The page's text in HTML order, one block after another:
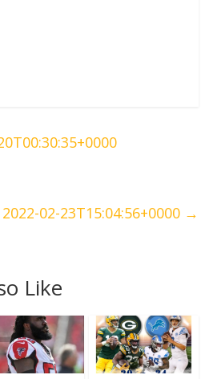
02-23T15:04:56+0000 →
Like